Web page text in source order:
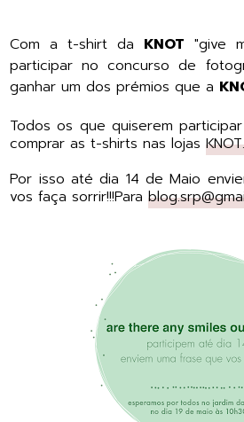
Com a t-shirt da KNOT "give
participar no concurso de
ganhar um dos prémios que a
Todos os que quiserem
comprar as t-shirts nas lojasKNOT.
Por isso até dia 14 de Maio
vos faça sorrir!!!Para